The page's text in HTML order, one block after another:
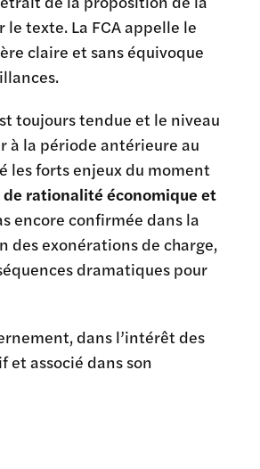
le texte. La FCA appelle le
claire et sans équivoque
toujours tendue et le niveau
à la période antérieure au
les forts enjeux du moment
rationalité économique et
encore confirmée dans la
des exonérations de charge,
dramatiques pour
dans l’intérêt des
associé dans son